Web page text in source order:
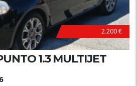
2.200 €
1.3 MULTIJET